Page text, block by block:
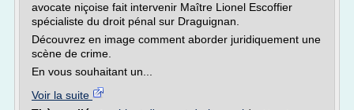
avocate niçoise fait intervenir Maître Lionel Escoffier
spécialiste du droit pénal sur Draguignan.
Découvrez en image comment aborder juridiquement une
scène de crime.
En vous souhaitant un...
Voir la suite